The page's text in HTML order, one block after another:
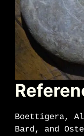
Boettigera,
Bard, and